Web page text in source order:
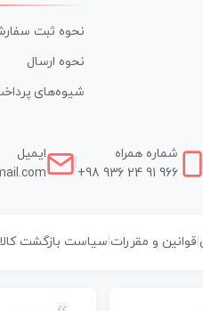
نحوه ثبت
نحوه ارسال
شیوه‌های
شماره همراه
+98 936 24 91 966
ایمیل
| قوانین و مقررات سیاست بازگشت کالا